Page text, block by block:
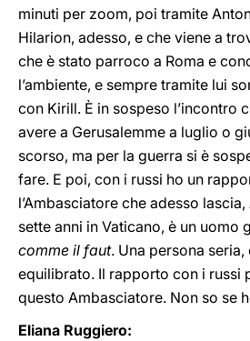
minuti per zoom, poi tramite
Hilarion, adesso, e che viene a
che è stato parroco a Roma e
l’ambiente, e sempre tramite lui
con Kirill. È in sospeso l’incontro
avere a Gerusalemme a luglio o
scorso, ma per la guerra si è
fare. E poi, con i russi ho un
l’Ambasciatore che adesso
sette anni in Vaticano, è un uomo
comme il faut. Una persona
equilibrato. Il rapporto con i russi
questo Ambasciatore. Non so se
Eliana Ruggiero: